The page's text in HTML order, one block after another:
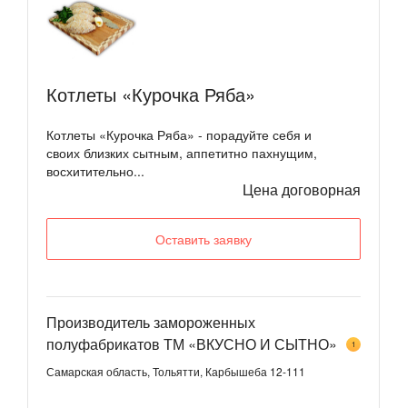
Котлеты «Курочка Ряба»
Котлеты «Курочка Ряба» - порадуйте себя и
своих близких сытным, аппетитно пахнущим,
восхитительно...
Цена договорная
Оставить заявку
Производитель замороженных
полуфабрикатов ТМ «ВКУСНО И СЫТНО»
1
Самарская область, Тольятти, Карбышеба 12-111